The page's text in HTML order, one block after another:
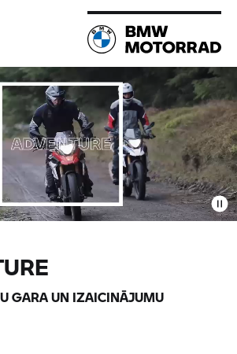
GARA UN IZAICINĀJUMU